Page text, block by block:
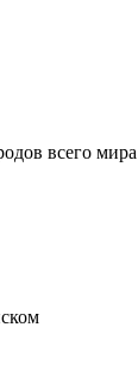
всего мира